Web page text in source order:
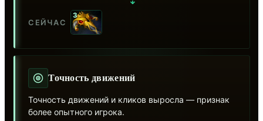
СЕЙЧАС
3
Точность движений
Точность движений и кликов выросла — признак
более опытного игрока.